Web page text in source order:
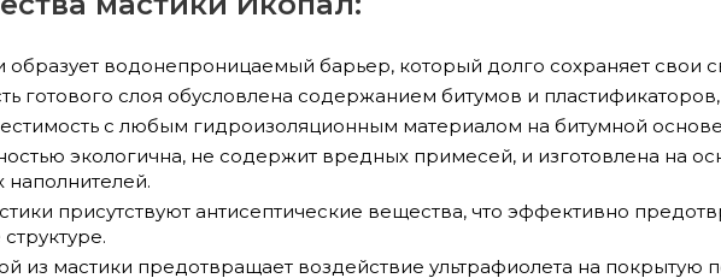
образует водонепроницаемый барьер, который долго сохраняет свои
готового слоя обусловлена содержанием битумов и
с любым гидроизоляционным материалом на битумной
экологична, не содержит вредных примесей, и изготовлена на
присутствуют антисептические вещества, что эффективно
из мастики предотвращает воздействие ультрафиолета на покрытую